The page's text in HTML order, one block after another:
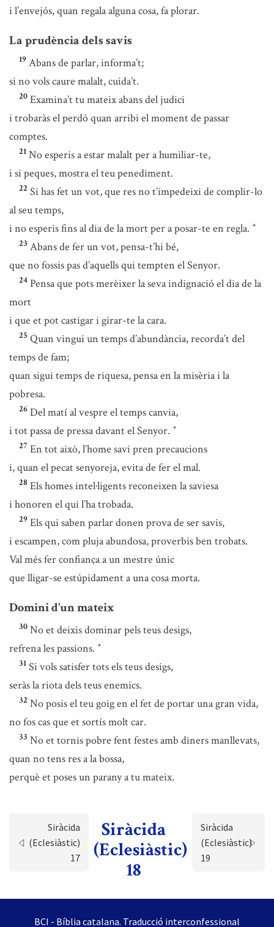
i l’envejós, quan regala alguna cosa, fa plorar.
La prudència dels savis
19 Abans de parlar, informa’t;
si no vols caure malalt, cuida’t.
20 Examina’t tu mateix abans del judici
i trobaràs el perdó quan arribi el moment de passar
comptes.
21 No esperis a estar malalt per a humiliar-te,
i si peques, mostra el teu penediment.
22 Si has fet un vot, que res no t’impedeixi de complir-lo
al seu temps,
i no esperis fins al dia de la mort per a posar-te en regla. *
23 Abans de fer un vot, pensa-t’hi bé,
que no fossis pas d’aquells qui tempten el Senyor.
24 Pensa que pots merèixer la seva indignació el dia de la
mort
i que et pot castigar i girar-te la cara.
25 Quan vingui un temps d’abundància, recorda’t del
temps de fam;
quan sigui temps de riquesa, pensa en la misèria i la
pobresa.
26 Del matí al vespre el temps canvia,
i tot passa de pressa davant el Senyor. *
27 En tot això, l’home savi pren precaucions
i, quan el pecat senyoreja, evita de fer el mal.
28 Els homes intel·ligents reconeixen la saviesa
i honoren el qui l’ha trobada.
29 Els qui saben parlar donen prova de ser savis,
i escampen, com pluja abundosa, proverbis ben trobats.
Val més fer confiança a un mestre únic
que lligar-se estúpidament a una cosa morta.
Domini d’un mateix
30 No et deixis dominar pels teus desigs,
refrena les passions. *
31 Si vols satisfer tots els teus desigs,
seràs la riota dels teus enemics.
32 No posis el teu goig en el fet de portar una gran vida,
no fos cas que et sortís molt car.
33 No et tornis pobre fent festes amb diners manllevats,
quan no tens res a la bossa,
perquè et poses un parany a tu mateix.
Siràcida
(Eclesiàstic)
17
Siràcida
(Eclesiàstic)
18
Siràcida
(Eclesiàstic)
19
BCI - Bíblia catalana. Traducció interconfessional